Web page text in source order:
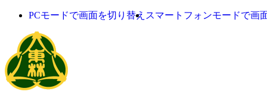
PCモードで画面を切り替え スマートフォンモードで画